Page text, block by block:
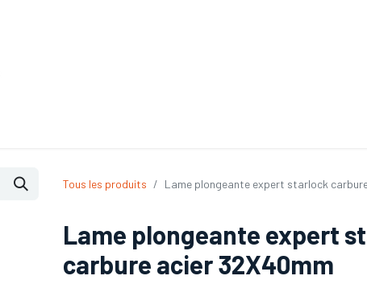
Tous les produits Lame plongeante expert starlock
Lame plongeante expert
carbure acier 32X40mm